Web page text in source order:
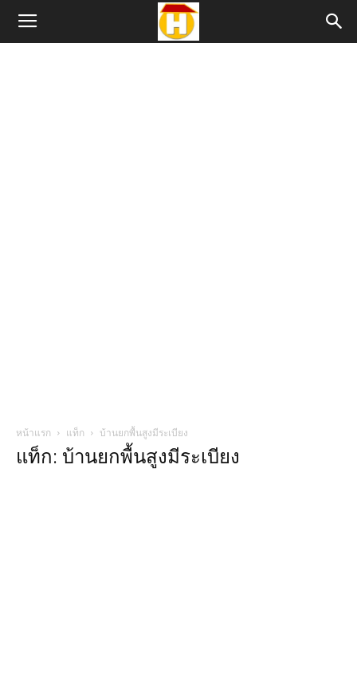
หน้าแรก แท็ก บ้านยกพื้นสูงมีระเบียง
แท็ก: บ้านยกพื้นสูงมีระเบียง